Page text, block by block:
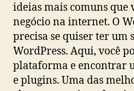
ideias mais comuns que
negócio na internet. O
precisa se quiser ter um
WordPress. Aqui, você
plataforma e encontrar
e plugins. Uma das